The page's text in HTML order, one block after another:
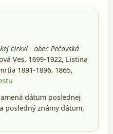
cirkvi - obec Pečovská
Ves, 1699-1922, Listina
1891-1896, 1865,
dátum poslednej
posledný známy dátum,